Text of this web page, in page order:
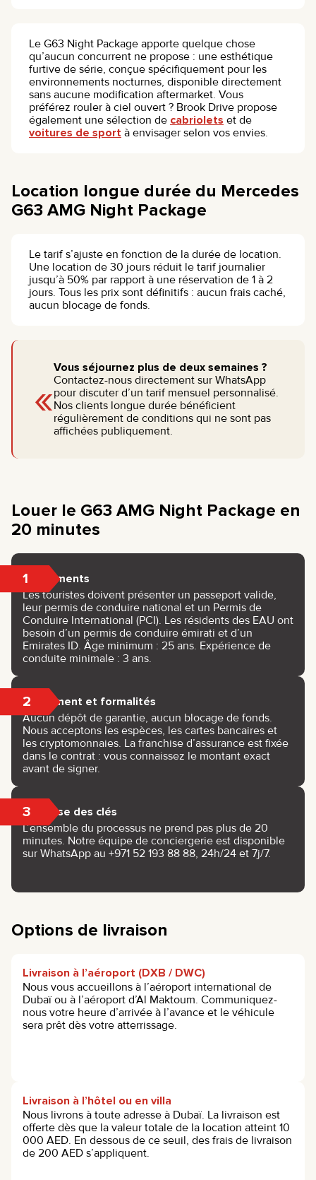
Le G63 Night Package apporte quelque chose
qu’aucun concurrent ne propose : une esthétique
furtive de série, conçue spécifiquement pour les
environnements nocturnes, disponible directement
sans aucune modification aftermarket. Vous
préférez rouler à ciel ouvert ? Brook Drive propose
également une sélection de cabriolets et de
voitures de sport à envisager selon vos envies.
Location longue durée du Mercedes
G63 AMG Night Package
Le tarif s’ajuste en fonction de la durée de location.
Une location de 30 jours réduit le tarif journalier
jusqu’à 50% par rapport à une réservation de 1 à 2
jours. Tous les prix sont définitifs : aucun frais caché,
aucun blocage de fonds.
«
Vous séjournez plus de deux semaines ?
Contactez-nous directement sur WhatsApp
pour discuter d’un tarif mensuel personnalisé.
Nos clients longue durée bénéficient
régulièrement de conditions qui ne sont pas
affichées publiquement.
Louer le G63 AMG Night Package en
20 minutes
1 Documents
Les touristes doivent présenter un passeport valide,
leur permis de conduire national et un Permis de
Conduire International (PCI). Les résidents des EAU ont
besoin d’un permis de conduire émirati et d’un
Emirates ID. Âge minimum : 25 ans. Expérience de
conduite minimale : 3 ans.
2 Paiement et formalités
Aucun dépôt de garantie, aucun blocage de fonds.
Nous acceptons les espèces, les cartes bancaires et
les cryptomonnaies. La franchise d’assurance est fixée
dans le contrat : vous connaissez le montant exact
avant de signer.
3 Remise des clés
L’ensemble du processus ne prend pas plus de 20
minutes. Notre équipe de conciergerie est disponible
sur WhatsApp au +971 52 193 88 88, 24h/24 et 7j/7.
Options de livraison
Livraison à l’aéroport (DXB / DWC)
Nous vous accueillons à l’aéroport international de
Dubaï ou à l’aéroport d’Al Maktoum. Communiquez-
nous votre heure d’arrivée à l’avance et le véhicule
sera prêt dès votre atterrissage.
Livraison à l’hôtel ou en villa
Nous livrons à toute adresse à Dubaï. La livraison est
offerte dès que la valeur totale de la location atteint 10
000 AED. En dessous de ce seuil, des frais de livraison
de 200 AED s’appliquent.